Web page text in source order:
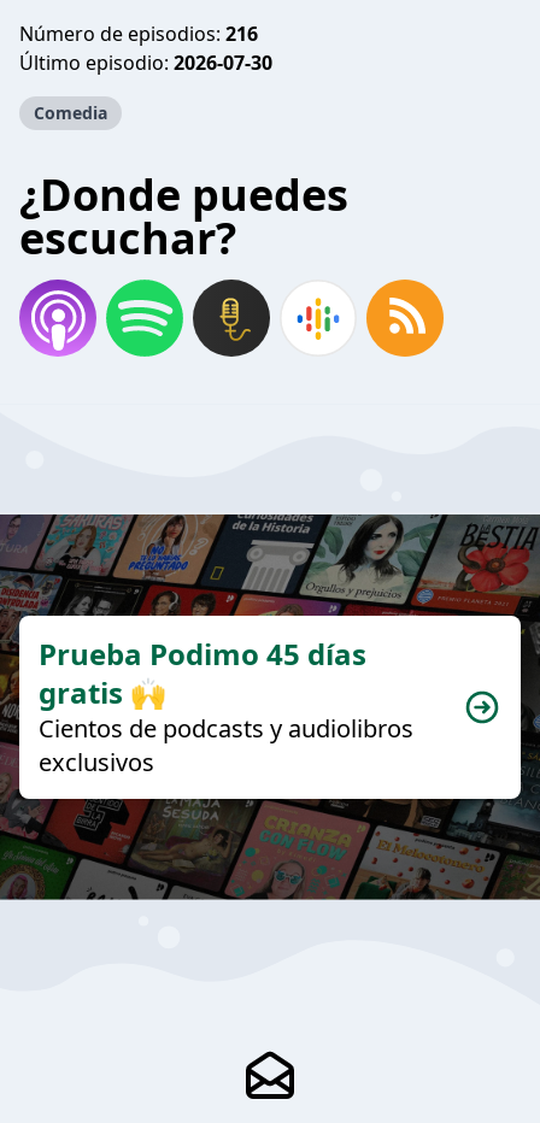
Número de episodios: 216
Último episodio: 2026-07-30
Comedia
¿Donde puedes
escuchar?
Prueba Podimo 45 días
gratis 🙌
Cientos de podcasts y audiolibros
exclusivos